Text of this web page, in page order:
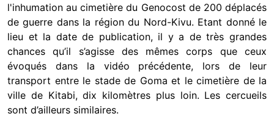
l'inhumation au cimetière du Genocost de 200 déplacés
de guerre dans la région du Nord-Kivu. Etant donné le
lieu et la date de publication, il y a de très grandes
chances qu’il s’agisse des mêmes corps que ceux
évoqués dans la vidéo précédente, lors de leur
transport entre le stade de Goma et le cimetière de la
ville de Kitabi, dix kilomètres plus loin. Les cercueils
sont d’ailleurs similaires.